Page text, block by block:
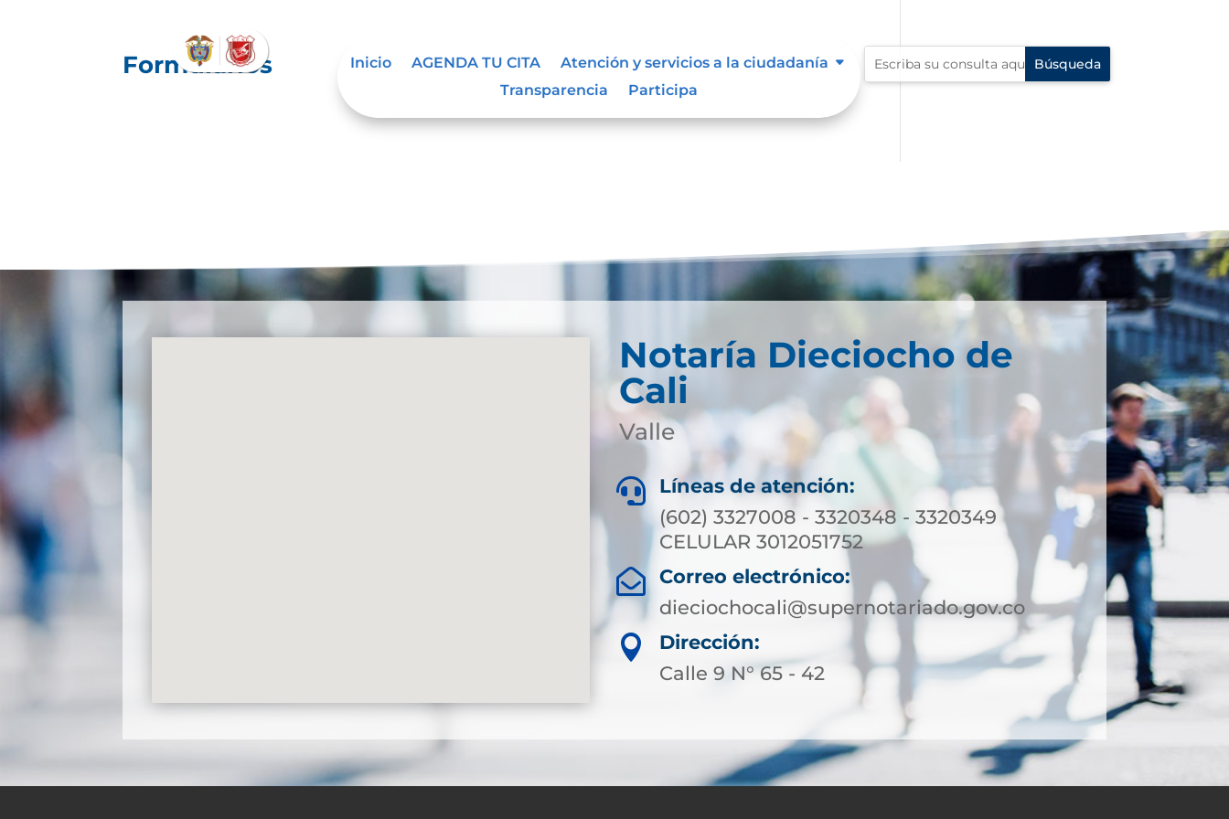
Inicio AGENDA TU CITA
Atención y servicios a la ciudadanía
Transparencia
Participa
Formularios
Notaría Dieciocho de
Cali
Valle

Líneas de atención:
(602) 3327008 - 3320348 - 3320349
CELULAR 3012051752

Correo electrónico:
dieciochocali@supernotariado.gov.co

Dirección:
Calle 9 N° 65 - 42